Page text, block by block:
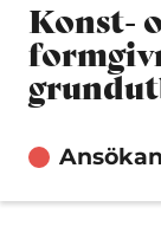
Konst-